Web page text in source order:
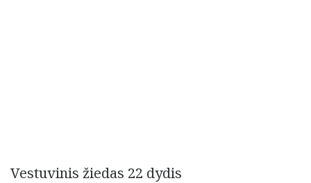
Vestuvinis žiedas 22 dydis